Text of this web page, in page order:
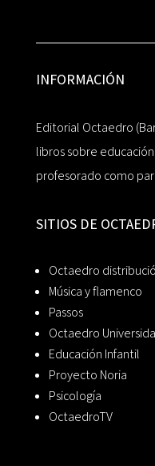
INFORMACIÓN
Editorial Octaedro
libros sobre
profesorado como
SITIOS DE
Octaedro
Música y flamenco
Passos
Octaedro
Educación Infantil
Proyecto Noria
Psicología
OctaedroTV